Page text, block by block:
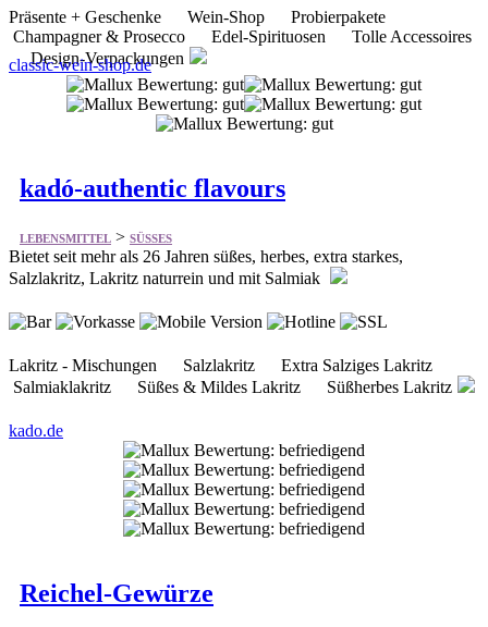
Präsente + Geschenke Wein-Shop Probierpakete
Champagner & Prosecco Edel-Spirituosen Tolle Accessoires
Design-Verpackungen
classic-wein-shop.de
kadó-authentic flavours
LEBENSMITTEL > SÜSSES
Bietet seit mehr als 26 Jahren süßes, herbes, extra starkes,
Salzlakritz, Lakritz naturrein und mit Salmiak
Lakritz - Mischungen Salzlakritz Extra Salziges Lakritz
Salmiaklakritz Süßes & Mildes Lakritz Süßherbes Lakritz
kado.de
Reichel-Gewürze